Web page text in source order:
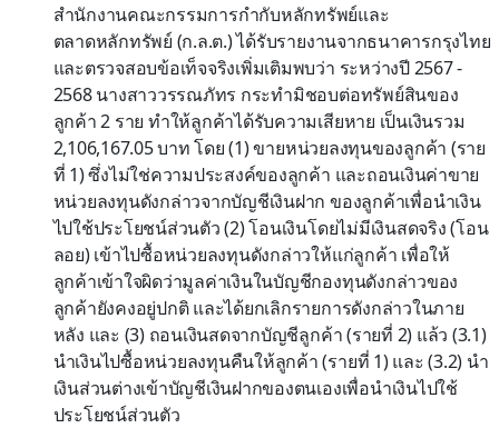
สำนักงานคณะกรรมการกำกับหลักทรัพย์และ
ตลาดหลักทรัพย์ (ก.ล.ต.) ได้รับรายงานจากธนาคารกรุงไทย
และตรวจสอบข้อเท็จจริงเพิ่มเติมพบว่า ระหว่างปี 2567 -
2568 นางสาววรรณภัทร กระทำมิชอบต่อทรัพย์สินของ
ลูกค้า 2 ราย ทำให้ลูกค้าได้รับความเสียหาย เป็นเงินรวม
2,106,167.05 บาท โดย (1) ขายหน่วยลงทุนของลูกค้า (ราย
ที่ 1) ซึ่งไม่ใช่ความประสงค์ของลูกค้า และถอนเงินค่าขาย
หน่วยลงทุนดังกล่าวจากบัญชีเงินฝาก ของลูกค้าเพื่อนำเงิน
ไปใช้ประโยชน์ส่วนตัว (2) โอนเงินโดยไม่มีเงินสดจริง (โอน
ลอย) เข้าไปซื้อหน่วยลงทุนดังกล่าวให้แก่ลูกค้า เพื่อให้
ลูกค้าเข้าใจผิดว่ามูลค่าเงินในบัญชีกองทุนดังกล่าวของ
ลูกค้ายังคงอยู่ปกติ และได้ยกเลิกรายการดังกล่าวในภาย
หลัง และ (3) ถอนเงินสดจากบัญชีลูกค้า (รายที่ 2) แล้ว (3.1)
นำเงินไปซื้อหน่วยลงทุนคืนให้ลูกค้า (รายที่ 1) และ (3.2) นำ
เงินส่วนต่างเข้าบัญชีเงินฝากของตนเองเพื่อนำเงินไปใช้
ประโยชน์ส่วนตัว